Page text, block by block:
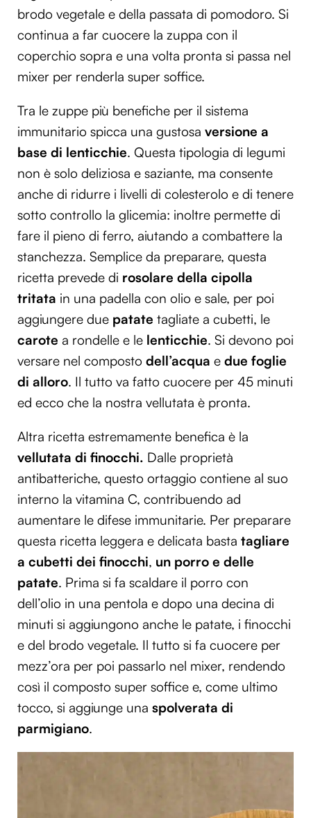
brodo vegetale e della passata di pomodoro. Si
continua a far cuocere la zuppa con il
coperchio sopra e una volta pronta si passa nel
mixer per renderla super soffice.
Tra le zuppe più benefiche per il sistema
immunitario spicca una gustosa versione a
base di lenticchie. Questa tipologia di legumi
non è solo deliziosa e saziante, ma consente
anche di ridurre i livelli di colesterolo e di tenere
sotto controllo la glicemia: inoltre permette di
fare il pieno di ferro, aiutando a combattere la
stanchezza. Semplice da preparare, questa
ricetta prevede di rosolare della cipolla
tritata in una padella con olio e sale, per poi
aggiungere due patate tagliate a cubetti, le
carote a rondelle e le lenticchie. Si devono poi
versare nel composto dell’acqua e due foglie
di alloro. Il tutto va fatto cuocere per 45 minuti
ed ecco che la nostra vellutata è pronta.
Altra ricetta estremamente benefica è la
vellutata di finocchi. Dalle proprietà
antibatteriche, questo ortaggio contiene al suo
interno la vitamina C, contribuendo ad
aumentare le difese immunitarie. Per preparare
questa ricetta leggera e delicata basta tagliare
a cubetti dei finocchi, un porro e delle
patate. Prima si fa scaldare il porro con
dell’olio in una pentola e dopo una decina di
minuti si aggiungono anche le patate, i finocchi
e del brodo vegetale. Il tutto si fa cuocere per
mezz’ora per poi passarlo nel mixer, rendendo
così il composto super soffice e, come ultimo
tocco, si aggiunge una spolverata di
parmigiano.